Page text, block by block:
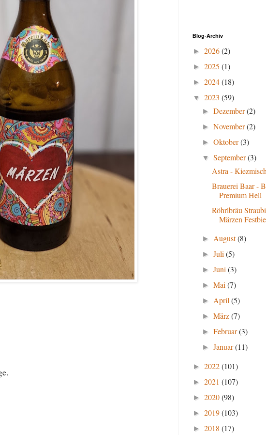
Blog-Archiv
► 2026(2)
► 2025 (1)
► 2024(18)
▼ 2023 (59)
►Dezember(2)
►November(2)
►Oktober(3)
▼September(3)
Astra -
Brauerei Baar -
Premium Hell
Röhrlbräu
Märzen
► August(8)
►Juli(5)
►Juni(3)
►Mai(7)
► April(5)
►März(7)
►Februar(3)
►Januar(11)
► 2022(101)
► 2021 (107)
► 2020(98)
► 2019(103)
► 2018 (17)